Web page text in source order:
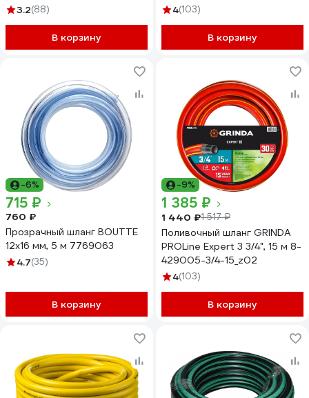
3.2(88)
В корзину
3/4"х50м 8-429005-3/4-
4(103)
В корзину
-6%
715 ₽
760 ₽
Прозрачный шланг BOUTTE
12х16 мм, 5 м 7769063
4.7(35)
В корзину
-9%
1 385 ₽
1 440 ₽1 517 ₽
Поливочный шланг GRINDA
PROLine Expert 3 3/4", 15 м 8-
429005-3/4-15_z02
4(103)
В корзину